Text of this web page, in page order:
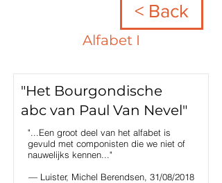
< Back
Alfabet I
"Het Bourgondische
abc van Paul Van Nevel"
"...Een groot deel van het alfabet is
gevuld met componisten die we niet of
nauwelijks kennen..."
— Luister, Michel Berendsen, 31/08/2018